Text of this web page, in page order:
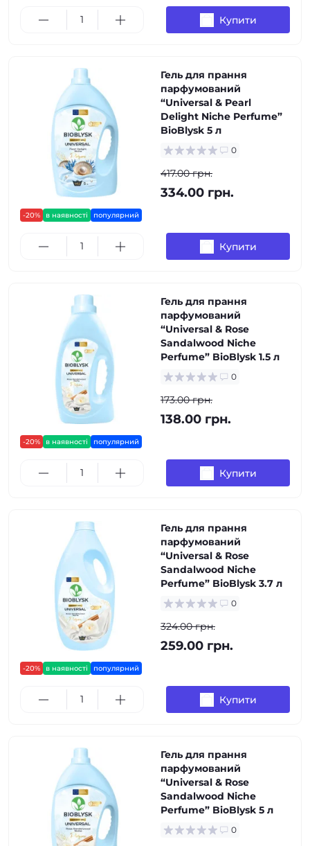
Купити
-20% в наявності популярний
Гель для прання
парфумований
“Universal & Pearl
Delight Niche Perfume”
BioBlysk 5 л
0
417.00 грн.
334.00 грн.
Купити
-20% в наявності популярний
Гель для прання
парфумований
“Universal & Rose
Sandalwood Niche
Perfume” BioBlysk 1.5 л
0
173.00 грн.
138.00 грн.
Купити
-20% в наявності популярний
Гель для прання
парфумований
“Universal & Rose
Sandalwood Niche
Perfume” BioBlysk 3.7 л
0
324.00 грн.
259.00 грн.
Купити
Гель для прання
парфумований
“Universal & Rose
Sandalwood Niche
Perfume” BioBlysk 5 л
0